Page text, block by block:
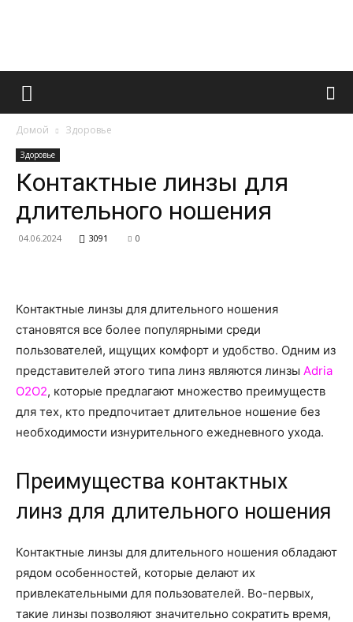
Французский
и
о
Домой Здоровье
Здоровье
Контактные линзы для
длительного ношения
04.06.2024 3091 0
Контактные линзы для длительного ношения
становятся все более популярными среди
пользователей, ищущих комфорт и удобство. Одним из
представителей этого типа линз являются линзы Adria
O2O2, которые предлагают множество преимуществ
для тех, кто предпочитает длительное ношение без
необходимости изнурительного ежедневного ухода.
Преимущества контактных
линз для длительного ношения
Контактные линзы для длительного ношения обладают
рядом особенностей, которые делают их
привлекательными для пользователей. Во-первых,
такие линзы позволяют значительно сократить время,